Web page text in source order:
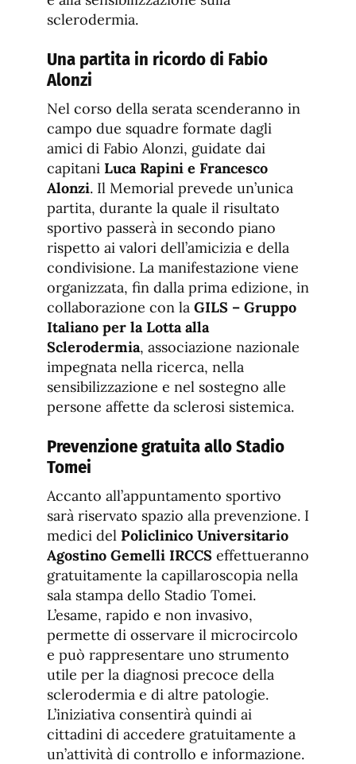
sclerodermia.
Una partita in ricordo di Fabio
Alonzi
Nel corso della serata scenderanno in
campo due squadre formate dagli
amici di Fabio Alonzi, guidate dai
capitani Luca Rapini e Francesco
Alonzi. Il Memorial prevede un’unica
partita, durante la quale il risultato
sportivo passerà in secondo piano
rispetto ai valori dell’amicizia e della
condivisione. La manifestazione viene
organizzata, fin dalla prima edizione, in
collaborazione con la GILS – Gruppo
Italiano per la Lotta alla
Sclerodermia, associazione nazionale
impegnata nella ricerca, nella
sensibilizzazione e nel sostegno alle
persone affette da sclerosi sistemica.
Prevenzione gratuita allo Stadio
Tomei
Accanto all’appuntamento sportivo
sarà riservato spazio alla prevenzione. I
medici del Policlinico Universitario
Agostino Gemelli IRCCS effettueranno
gratuitamente la capillaroscopia nella
sala stampa dello Stadio Tomei.
L’esame, rapido e non invasivo,
permette di osservare il microcircolo
e può rappresentare uno strumento
utile per la diagnosi precoce della
sclerodermia e di altre patologie.
L’iniziativa consentirà quindi ai
cittadini di accedere gratuitamente a
un’attività di controllo e informazione.